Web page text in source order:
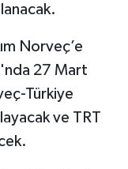
Norveç’e
27 Mart
Türkiye
ve TRT